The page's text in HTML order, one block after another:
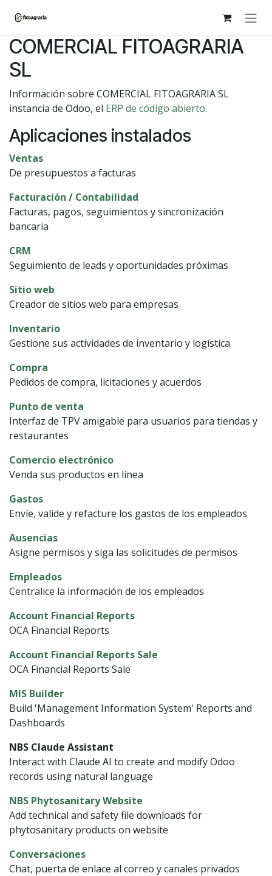
COMERCIAL FITOAGRARIA
SL
Información sobre COMERCIAL FITOAGRARIA SL
instancia de Odoo, el ERP de código abierto.
Aplicaciones instalados
Ventas
De presupuestos a facturas
Facturación / Contabilidad
Facturas, pagos, seguimientos y sincronización
bancaria
CRM
Seguimiento de leads y oportunidades próximas
Sitio web
Creador de sitios web para empresas
Inventario
Gestione sus actividades de inventario y logística
Compra
Pedidos de compra, licitaciones y acuerdos
Punto de venta
Interfaz de TPV amigable para usuarios para tiendas y
restaurantes
Comercio electrónico
Venda sus productos en línea
Gastos
Envíe, valide y refacture los gastos de los empleados
Ausencias
Asigne permisos y siga las solicitudes de permisos
Empleados
Centralice la información de los empleados
Account Financial Reports
OCA Financial Reports
Account Financial Reports Sale
OCA Financial Reports Sale
MIS Builder
Build 'Management Information System' Reports and
Dashboards
NBS Claude Assistant
Interact with Claude AI to create and modify Odoo
records using natural language
NBS Phytosanitary Website
Add technical and safety file downloads for
phytosanitary products on website
Conversaciones
Chat, puerta de enlace al correo y canales privados